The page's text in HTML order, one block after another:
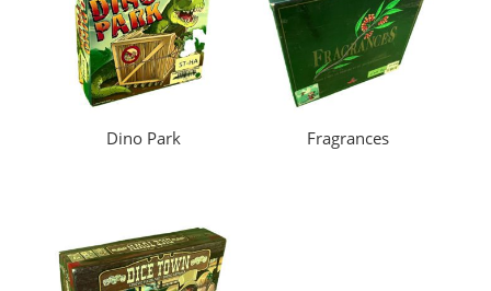
Dino Park Fragrances